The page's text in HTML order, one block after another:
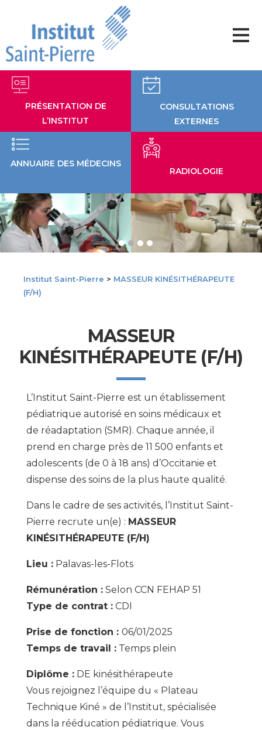
contenu
PRÉSENTATION DE
L’INSTITUT
ANNUAIRE DES MÉDECINS
CONSULTATIONS
EXTERNES
RADIOLOGIE
Institut Saint-Pierre > MASSEUR KINÉSITHÉRAPEUTE
(F/H)
MASSEUR
KINÉSITHÉRAPEUTE (F/H)
L’Institut Saint-Pierre est un établissement
pédiatrique autorisé en soins médicaux et
de réadaptation (SMR). Chaque année, il
prend en charge près de 11 500 enfants et
adolescents (de 0 à 18 ans) d’Occitanie et
dispense des soins de la plus haute qualité.
Dans le cadre de ses activités, l’Institut Saint-
Pierre recrute un(e) : MASSEUR
KINÉSITHÉRAPEUTE (F/H)
Lieu : Palavas-les-Flots
Rémunération : Selon CCN FEHAP 51
Type de contrat : CDI
Prise de fonction : 06/01/2025
Temps de travail : Temps plein
Diplôme : DE kinésithérapeute
Vous rejoignez l’équipe du « Plateau
Technique Kiné » de l’Institut, spécialisée
dans la rééducation pédiatrique. Vous